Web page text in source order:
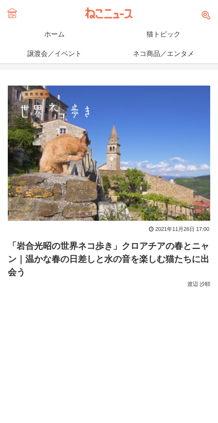
ホーム 猫トピック
譲渡会／イベント ネコ商品／エンタメ
「岩合光昭の世界ネコ歩き」クロアチアの春とニャ
ン｜温かな春の日差しと水の音を楽しむ猫たちに出
会う
2021年11月26日 17:00
渡辺 沙耶